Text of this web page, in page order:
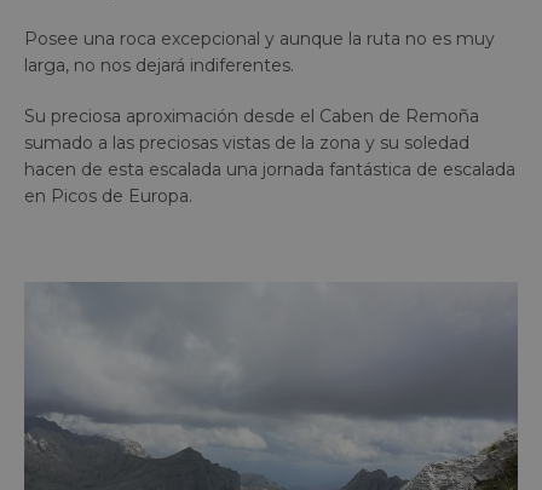
Posee una roca excepcional y aunque la ruta no es muy
larga, no nos dejará indiferentes.
Su preciosa aproximación desde el Caben de Remoña
sumado a las preciosas vistas de la zona y su soledad
hacen de esta escalada una jornada fantástica de escalada
en Picos de Europa.